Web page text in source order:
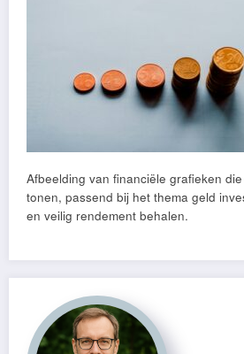
Afbeelding van financiële grafieken
tonen, passend bij het thema geld
en veilig rendement behalen.